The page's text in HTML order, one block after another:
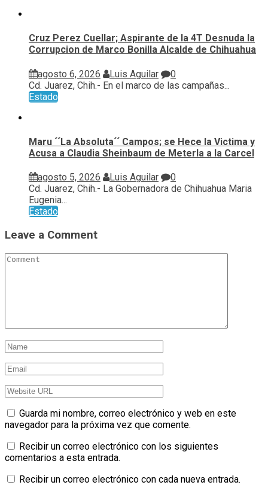
Cruz Perez Cuellar; Aspirante de la 4T Desnuda la
Corrupcion de Marco Bonilla Alcalde de Chihuahua
agosto 6, 2026 Luis Aguilar
0
Cd. Juarez, Chih.- En el marco de las campañas...
Estado
Maru ´´La Absoluta´´ Campos; se Hece la Victima y
Acusa a Claudia Sheinbaum de Meterla a la Carcel
agosto 5, 2026 Luis Aguilar
0
Cd. Juarez, Chih.- La Gobernadora de Chihuahua Maria
Eugenia...
Estado
Leave a Comment
Guarda mi nombre, correo electrónico y web en este
navegador para la próxima vez que comente.
Recibir un correo electrónico con los siguientes
comentarios a esta entrada.
Recibir un correo electrónico con cada nueva entrada.